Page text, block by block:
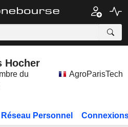
Hocher
du
AgroParisTech
Réseau Personnel